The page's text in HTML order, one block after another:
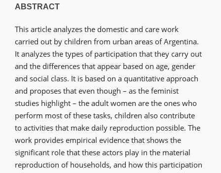
ABSTRACT
This article analyzes the domestic and care work
carried out by children from urban areas of Argentina.
It analyzes the types of participation that they carry out
and the differences that appear based on age, gender
and social class. It is based on a quantitative approach
and proposes that even though – as the feminist
studies highlight – the adult women are the ones who
perform most of these tasks, children also contribute
to activities that make daily reproduction possible. The
work provides empirical evidence that shows the
significant role that these actors play in the material
reproduction of households, and how this participation